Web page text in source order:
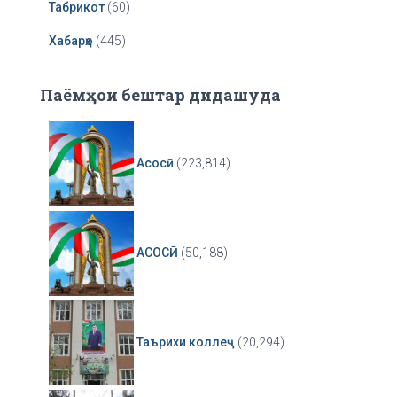
Табрикот (60)
Хабарҳо (445)
Паёмҳои бештар дидашуда
Асосӣ (223,814)
АСОСӢ (50,188)
Таърихи коллеҷ (20,294)